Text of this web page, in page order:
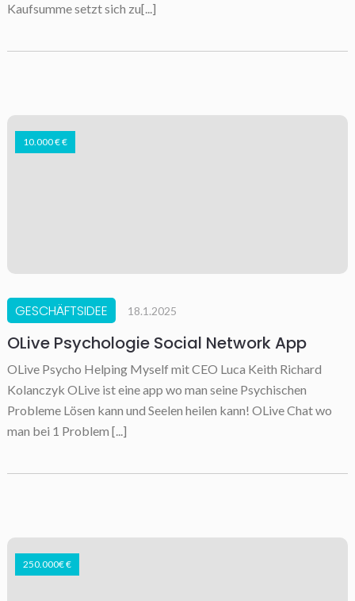
Kaufsumme setzt sich zu[...]
10.000 € €
GESCHÄFTSIDEE 18.1.2025
OLive Psychologie Social Network App
OLive Psycho Helping Myself mit CEO Luca Keith Richard
Kolanczyk OLive ist eine app wo man seine Psychischen
Probleme Lösen kann und Seelen heilen kann! OLive Chat wo
man bei 1 Problem [...]
250.000€ €